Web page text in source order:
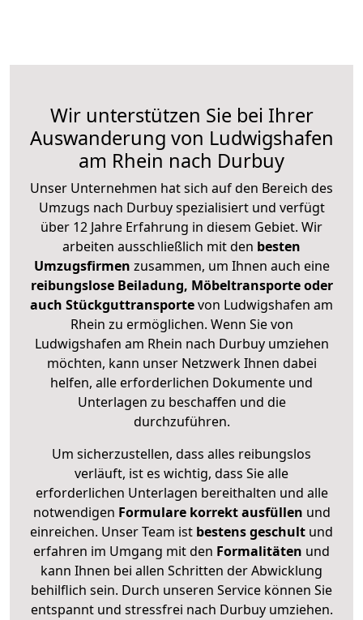
Wir unterstützen Sie bei Ihrer
Auswanderung von Ludwigshafen
am Rhein nach Durbuy
Unser Unternehmen hat sich auf den Bereich des
Umzugs nach Durbuy spezialisiert und verfügt
über 12 Jahre Erfahrung in diesem Gebiet. Wir
arbeiten ausschließlich mit den besten
Umzugsfirmen zusammen, um Ihnen auch eine
reibungslose Beiladung, Möbeltransporte oder
auch Stückguttransportevon Ludwigshafen am
Rhein zu ermöglichen. Wenn Sie von
Ludwigshafen am Rhein nach Durbuy umziehen
möchten, kann unser Netzwerk Ihnen dabei
helfen, alle erforderlichen Dokumente und
Unterlagen zu beschaffen und die
durchzuführen.
Um sicherzustellen, dass alles reibungslos
verläuft, ist es wichtig, dass Sie alle
erforderlichen Unterlagen bereithalten und alle
notwendigen Formulare korrekt ausfüllen und
einreichen. Unser Team ist bestens geschult und
erfahren im Umgang mit den Formalitäten und
kann Ihnen bei allen Schritten der Abwicklung
behilflich sein. Durch unseren Service können Sie
entspannt und stressfrei nach Durbuy umziehen.